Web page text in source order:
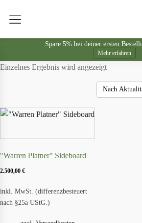
Spare 5% bei deiner ersten
Mehr erfahren
Einzelnes Ergebnis wird angezeigt
"Warren Platner" Sideboard
2.500,00€
inkl. MwSt. (differenzbesteuert
nach §25a UStG.)